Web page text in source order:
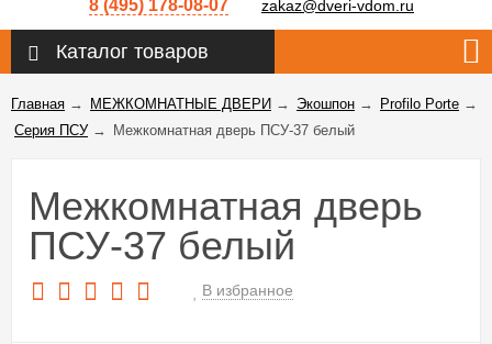
8 (495) 178-08-07 zakaz@dveri-vdom.ru
Каталог товаров
Главная → МЕЖКОМНАТНЫЕ ДВЕРИ → Экошпон → Profilo Porte →
Серия ПСУ→ Межкомнатная дверь ПСУ-37 белый
Межкомнатная дверь
ПСУ-37 белый
В избранное